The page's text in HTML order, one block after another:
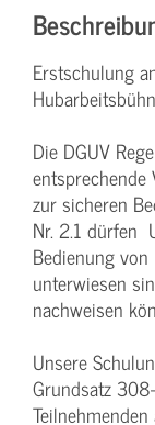
Erstschulung
Die DGUV
zur sicheren
Nr. 2.1 dürfen
Bedienung
unterwiesen
nachweisen
Unsere
Grundsatz